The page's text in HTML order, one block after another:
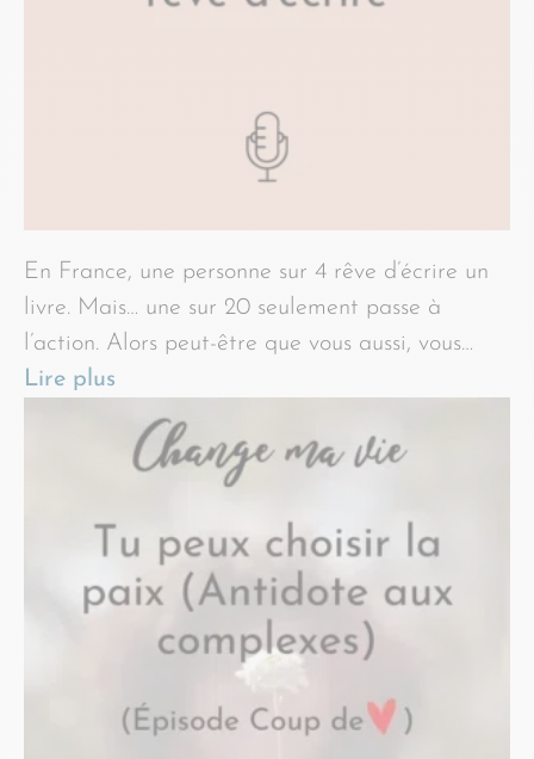
En France, une personne sur 4 rêve d’écrire un
livre. Mais… une sur 20 seulement passe à
l’action. Alors peut-être que vous aussi, vous…
Lire plus